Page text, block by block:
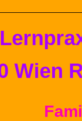
Lern
Wien